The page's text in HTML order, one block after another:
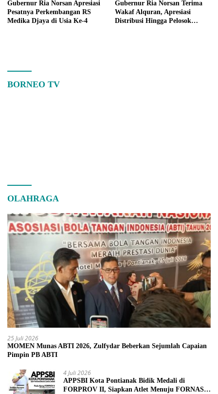
Gubernur Ria Norsan Apresiasi
Pesatnya Perkembangan RS
Medika Djaya di Usia Ke-4
Gubernur Ria Norsan Terima
Wakaf Alquran, Apresiasi
Distribusi Hingga Pelosok
BORNEO TV
OLAHRAGA
25 Juli 2026
MOMEN Munas ABTI 2026, Zulfydar Beberkan Sejumlah Capaian
Pimpin PB ABTI
4 Juli 2026
APPSBI Kota Pontianak Bidik Medali di
FORPROV II, Siapkan Atlet Menuju FORNAS